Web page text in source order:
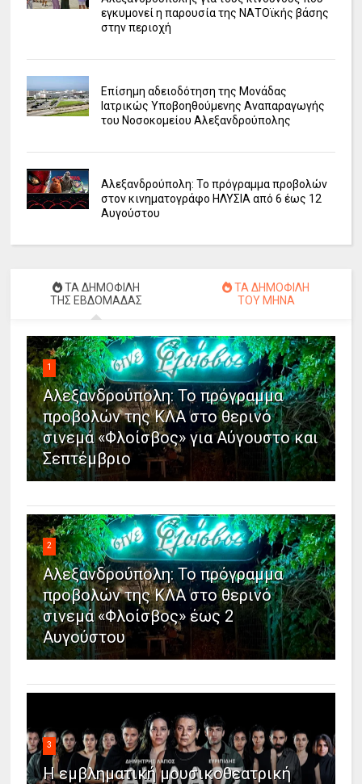
εγκυμονεί η παρουσία της ΝΑΤΟϊκής βάσης
στην περιοχή
Επίσημη αδειοδότηση της Μονάδας
Ιατρικώς Υποβοηθούμενης Αναπαραγωγής
του Νοσοκομείου Αλεξανδρούπολης
Αλεξανδρούπολη: Το πρόγραμμα προβολών
στον κινηματογράφο ΗΛΥΣΙΑ από 6 έως 12
Αυγούστου
ΤΑ ΔΗΜΟΦΙΛΗ
ΤΗΣ ΕΒΔΟΜΑΔΑΣ
ΤΑ ΔΗΜΟΦΙΛΗ
ΤΟΥ ΜΗΝΑ
1
Αλεξανδρούπολη: Το πρόγραμμα
προβολών της ΚΛΑ στο θερινό
σινεμά «Φλοίσβος» για Αύγουστο και
Σεπτέμβριο
2
Αλεξανδρούπολη: Το πρόγραμμα
προβολών της ΚΛΑ στο θερινό
σινεμά «Φλοίσβος» έως 2
Αυγούστου
3
Η εμβληματική μουσικοθεατρική